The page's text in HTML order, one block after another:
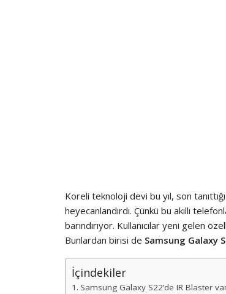
Koreli teknoloji devi bu yıl, son
heyecanlandırdı. Çünkü bu akıllı
barındırıyor. Kullanıcılar yeni gelen
Bunlardan birisi de Samsung Galaxy
İçindekiler
Samsung Galaxy S22’de IR Blaster